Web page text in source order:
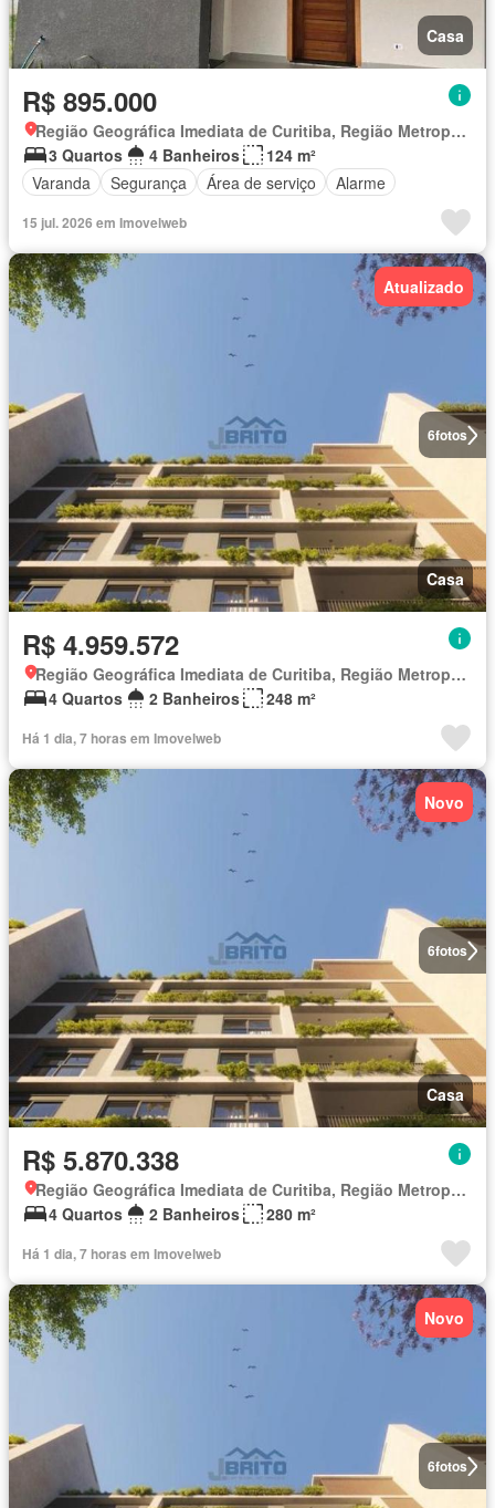
Casa
R$ 895.000
Região Geográfica Imediata de Curitiba, Região Metropolitana de Curitiba
3 Quartos
4 Banheiros
124 m²
Varanda
Segurança Área de serviço Alarme
15 jul. 2026 em Imovelweb
6fotos
Atualizado
Casa
R$ 4.959.572
Região Geográfica Imediata de Curitiba, Região Metropolitana de Curitiba
4 Quartos
2 Banheiros 248 m²
Há 1 dia, 7 horas em Imovelweb
6fotos
Novo
Casa
R$ 5.870.338
Região Geográfica Imediata de Curitiba, Região Metropolitana de Curitiba
4 Quartos
2 Banheiros 280 m²
Há 1 dia, 7 horas em Imovelweb
6fotos
Novo